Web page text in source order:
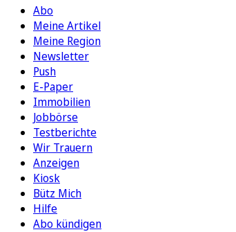
Abo
Meine Artikel
Meine Region
Newsletter
Push
E-Paper
Immobilien
Jobbörse
Testberichte
Wir Trauern
Anzeigen
Kiosk
Bütz Mich
Hilfe
Abo kündigen